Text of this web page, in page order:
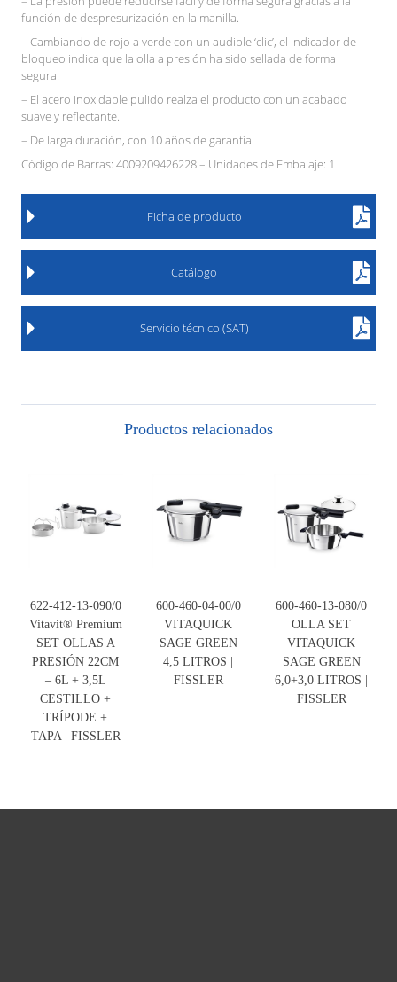
función de despresurización en la manilla.
– Cambiando de rojo a verde con un audible ‘clic’, el indicador de
bloqueo indica que la olla a presión ha sido sellada de forma
segura.
– El acero inoxidable pulido realza el producto con un acabado
suave y reflectante.
– De larga duración, con 10 años de garantía.
Código de Barras: 4009209426228 – Unidades de Embalaje: 1
Ficha de producto
Catálogo
Servicio técnico (SAT)
Productos relacionados
622-412-13-090/0
Vitavit® Premium
SET OLLAS A
PRESIÓN 22CM
– 6L + 3,5L
CESTILLO +
TRÍPODE +
TAPA | FISSLER
600-460-04-00/0
VITAQUICK
SAGE GREEN
4,5 LITROS |
FISSLER
600-460-13-080/0
OLLA SET
VITAQUICK
SAGE GREEN
6,0+3,0 LITROS |
FISSLER